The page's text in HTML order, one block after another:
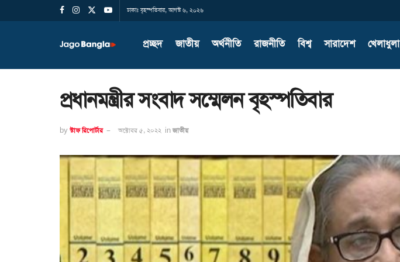
ঢাকাঃ বৃহস্পতিবার, আগস্ট ৬, ২০২৬
প্রচ্ছদ জাতীয় অর্থনীতি রাজনীতি বিশ্ব সারাদেশ খেলাধুলা
প্রধানমন্ত্রীর সংবাদ সম্মেলন বৃহস্পতিবার
by স্টাফ রিপোর্টার অক্টোবর ৫, ২০২২ in জাতীয়